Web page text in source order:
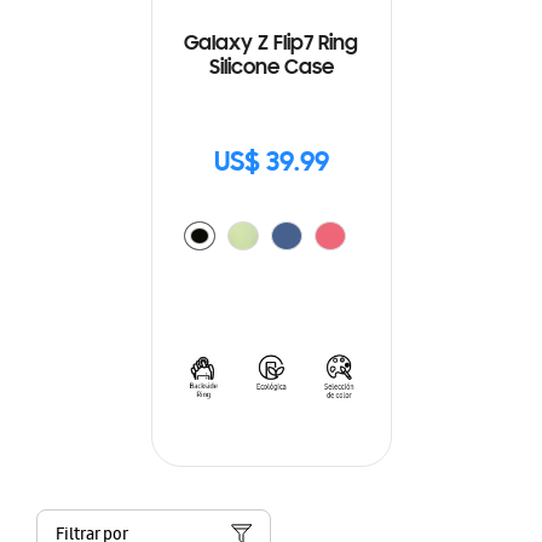
Galaxy Z Flip7 Ring
Silicone Case
US$ 39.99
Filtrar por